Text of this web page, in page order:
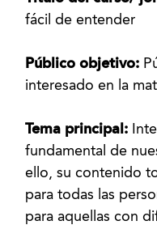
fácil de entender
Público objetivo:
interesado en la
Tema principal:
fundamental de
ello, su contenido
para todas las
para aquellas con